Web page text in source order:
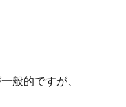
般的ですが、